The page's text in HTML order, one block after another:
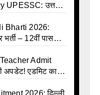
UPESSC: उत्तर
अगस्त में आ
Bharti 2026:
– 12वीं पास
Admit
एडमिट कार्ड
2026: दिल्ली